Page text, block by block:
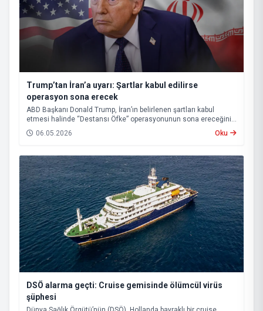
Trump’tan İran’a uyarı: Şartlar kabul edilirse
operasyon sona erecek
ABD Başkanı Donald Trump, İran’ın belirlenen şartları kabul
etmesi halinde “Destansı Öfke” operasyonunun sona ereceğini
ve Hürmüz Boğazı’nın yeniden açılacağını açıkladı.
06.05.2026 Oku
DSÖ alarma geçti: Cruise gemisinde ölümcül virüs
şüphesi